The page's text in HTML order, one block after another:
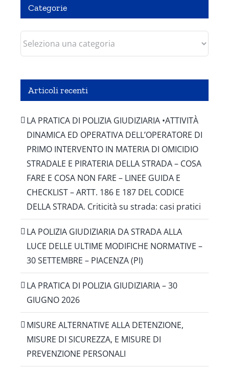
Categorie
Categorie
Articoli recenti
LA PRATICA DI POLIZIA GIUDIZIARIA •ATTIVITÀ
DINAMICA ED OPERATIVA DELL’OPERATORE DI
PRIMO INTERVENTO IN MATERIA DI OMICIDIO
STRADALE E PIRATERIA DELLA STRADA – COSA
FARE E COSA NON FARE – LINEE GUIDA E
CHECKLIST – ARTT. 186 E 187 DEL CODICE
DELLA STRADA. Criticità su strada: casi pratici
LA POLIZIA GIUDIZIARIA DA STRADA ALLA
LUCE DELLE ULTIME MODIFICHE NORMATIVE –
30 SETTEMBRE – PIACENZA (PI)
LA PRATICA DI POLIZIA GIUDIZIARIA – 30
GIUGNO 2026
MISURE ALTERNATIVE ALLA DETENZIONE,
MISURE DI SICUREZZA, E MISURE DI
PREVENZIONE PERSONALI